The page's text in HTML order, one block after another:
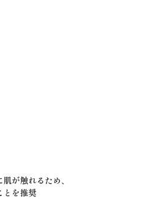
が触れるため、
とを推奨